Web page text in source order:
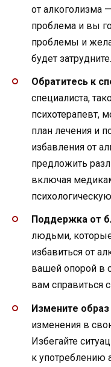
от алкоголизма
проблема и вы
проблемы и
будет
Обратитесь к
специалиста,
психотерапевт,
план лечения и
избавления от
предложить
включая
Поддержка от
людьми,
избавиться от
вашей опорой в
вам справиться
Измените
изменения в
Избегайте
к употреблению